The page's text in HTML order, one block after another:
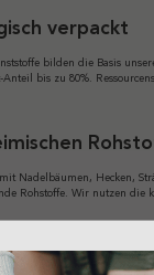
verpackt
bilden die Basis
Anteil bis zu 80%.
Nadelbäumen, Hecken,
Rohstoffe. Wir nutzen die